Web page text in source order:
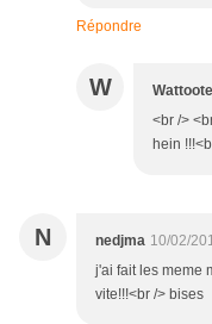
Répondre
W Wattoote
<br />
hein
N nedjma 10/02/
j'ai fait les meme
vite!!!<br /> bises